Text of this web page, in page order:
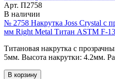
Арт. П2758
В наличии
№ 2758 Накрутка Joss Crystal с
мм Right Metal Титан ASTM F-
Титановая накрутка с
5мм. Высота накрутки: 4.2мм.
В корзину